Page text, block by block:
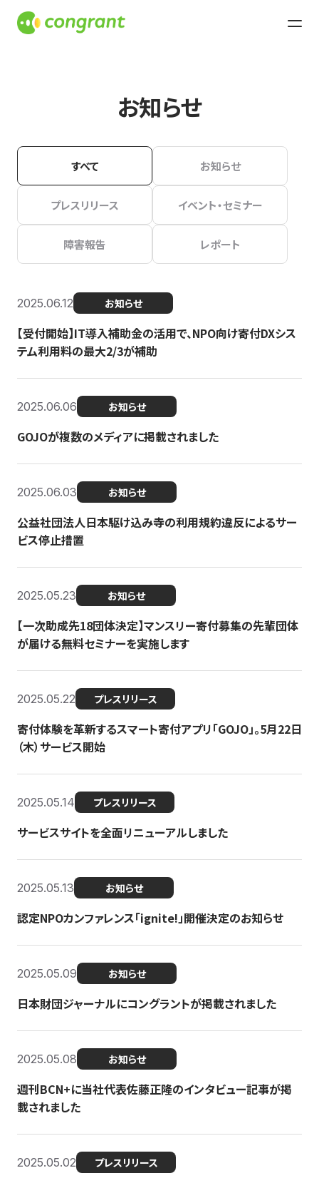
お知らせ
すべて お知らせ
プレスリリース イベント・セミナー
障害報告 レポート
2025.06.12 お知らせ
【受付開始】IT導入補助金の活用で、NPO向け寄付DXシス
テム利用料の最大2/3が補助
2025.06.06 お知らせ
GOJOが複数のメディアに掲載されました
2025.06.03 お知らせ
公益社団法人日本駆け込み寺の利用規約違反によるサー
ビス停止措置
2025.05.23 お知らせ
【一次助成先18団体決定】マンスリー寄付募集の先輩団体
が届ける無料セミナーを実施します
2025.05.22 プレスリリース
寄付体験を革新するスマート寄付アプリ「GOJO」。5月22日
（木）サービス開始
2025.05.14 プレスリリース
サービスサイトを全面リニューアルしました
2025.05.13 お知らせ
認定NPOカンファレンス「ignite!」開催決定のお知らせ
2025.05.09 お知らせ
日本財団ジャーナルにコングラントが掲載されました
2025.05.08 お知らせ
週刊BCN+に当社代表佐藤正隆のインタビュー記事が掲
載されました
2025.05.02 プレスリリース